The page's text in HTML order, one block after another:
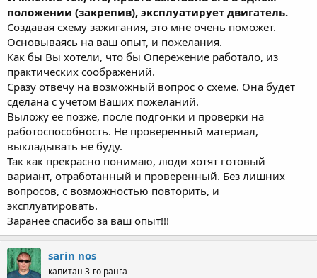
положении (закрепив), эксплуатирует двигатель.
Создавая схему зажигания, это мне очень поможет.
Основываясь на ваш опыт, и пожелания.
Как бы Вы хотели, что бы Опережение работало, из
практических соображений.
Сразу отвечу на возможный вопрос о схеме. Она будет
сделана с учетом Ваших пожеланий.
Выложу ее позже, после подгонки и проверки на
работоспособность. Не проверенный материал,
выкладывать не буду.
Так как прекрасно понимаю, люди хотят готовый
вариант, отработанный и проверенный. Без лишних
вопросов, с возможностью повторить, и
эксплуатировать.
Заранее спасибо за ваш опыт!!!
sarin nos
капитан 3-го ранга